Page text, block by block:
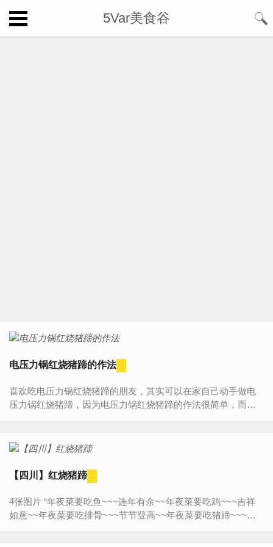
5Var美食谷
电压力锅红烧猪蹄的作法
喜欢吃电压力锅红烧猪蹄的朋友，其实可以在家自己动手做电
压力锅红烧猪蹄，因为电压力锅红烧猪蹄的作法很简单，而且
【四川】红烧猪蹄
4张图片 “年夜菜要吃鱼~~~连年有余~~年夜菜要吃鸡~~~吉祥
如意~~年夜菜要吃排骨~~~节节登高~~年夜菜要吃猪蹄~~~发